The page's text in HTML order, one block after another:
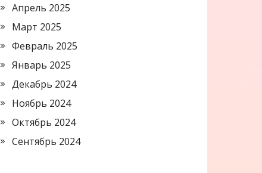
Апрель 2025
Март 2025
Февраль 2025
Январь 2025
Декабрь 2024
Ноябрь 2024
Октябрь 2024
Сентябрь 2024